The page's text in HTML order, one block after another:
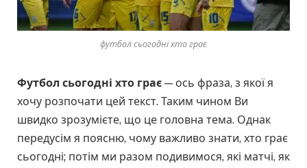
футбол сьогодні хто грає
Футбол сьогодні хто грає — ось фраза, з якої я
хочу розпочати цей текст. Таким чином Ви
швидко зрозумієте, що це головна тема. Однак
передусім я поясню, чому важливо знати, хто грає
сьогодні; потім ми разом подивимося, які матчі, як